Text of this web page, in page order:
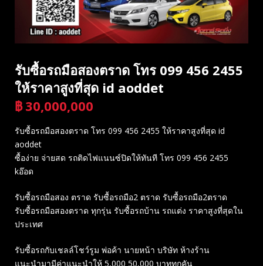
รับซื้อรถมือสองตราด โทร 099 456 2455
ให้ราคาสูงที่สุด id aoddet
฿ 30,000,000
รับซื้อรถมือสองตราด โทร 099 456 2455 ให้ราคาสูงที่สุด id
aoddet
ซื้อง่าย จ่ายสด รถติดไฟแนนซ์ปิดให้ทันที โทร 099 456 2455
kอ๊อด
รับซื้อรถมือสอง ตราด รับซื้อรถมือ2 ตราด รับซื้อรถมือ2ตราด
รับซื้อรถมือสองตราด ทุกรุ่น รับซื้อรถบ้าน รถแต่ง ราคาสูงที่สุดใน
ประเทศ
รับซื้อรถกับเชลล์โชว์รูม พ่อค้า นายหน้า บริษัท ห้างร้าน
แนะนำมามีค่าแนะนำให้ 5,000 50,000 บาททุกคัน